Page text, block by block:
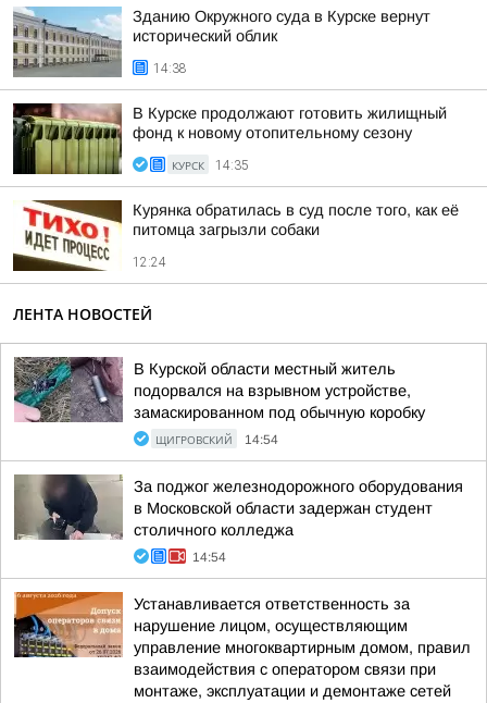
Зданию Окружного суда в Курске вернут
исторический облик
14:38
В Курске продолжают готовить жилищный
фонд к новому отопительному сезону
КУРСК 14:35
Курянка обратилась в суд после того, как её
питомца загрызли собаки
12:24
ЛЕНТА НОВОСТЕЙ
В Курской области местный житель
подорвался на взрывном устройстве,
замаскированном под обычную коробку
ЩИГРОВСКИЙ 14:54
За поджог железнодорожного оборудования
в Московской области задержан студент
столичного колледжа
14:54
Устанавливается ответственность за
нарушение лицом, осуществляющим
управление многоквартирным домом, правил
взаимодействия с оператором связи при
монтаже, эксплуатации и демонтаже сетей